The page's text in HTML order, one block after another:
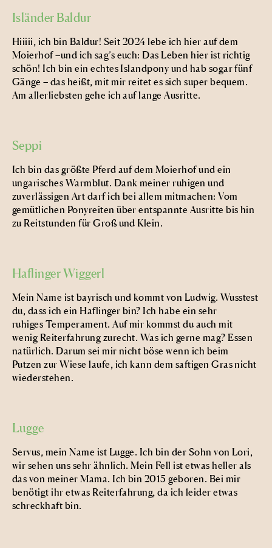
Isländer Baldur
Hiiiii, ich bin Baldur! Seit 2024 lebe ich hier auf dem
Moierhof –und ich sag’s euch: Das Leben hier ist richtig
schön! Ich bin ein echtes Islandpony und hab sogar fünf
Gänge – das heißt, mit mir reitet es sich super bequem.
Am allerliebsten gehe ich auf lange Ausritte.
Seppi
Ich bin das größte Pferd auf dem Moierhof und ein
ungarisches Warmblut. Dank meiner ruhigen und
zuverlässigen Art darf ich bei allem mitmachen: Vom
gemütlichen Ponyreiten über entspannte Ausritte bis hin
zu Reitstunden für Groß und Klein.
Haflinger Wiggerl
Mein Name ist bayrisch und kommt von Ludwig. Wusstest
du, dass ich ein Haflinger bin? Ich habe ein sehr
ruhiges Temperament. Auf mir kommst du auch mit
wenig Reiterfahrung zurecht. Was ich gerne mag? Essen
natürlich. Darum sei mir nicht böse wenn ich beim
Putzen zur Wiese laufe, ich kann dem saftigen Gras nicht
wiederstehen.
Lugge
Servus, mein Name ist Lugge. Ich bin der Sohn von Lori,
wir sehen uns sehr ähnlich. Mein Fell ist etwas heller als
das von meiner Mama. Ich bin 2015 geboren. Bei mir
benötigt ihr etwas Reiterfahrung, da ich leider etwas
schreckhaft bin.